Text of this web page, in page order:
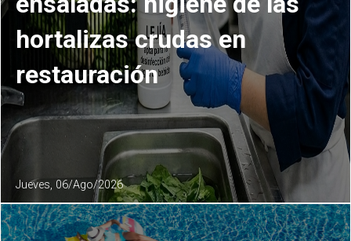
hortalizas crudas en
restauración
Jueves, 06/Ago/2026